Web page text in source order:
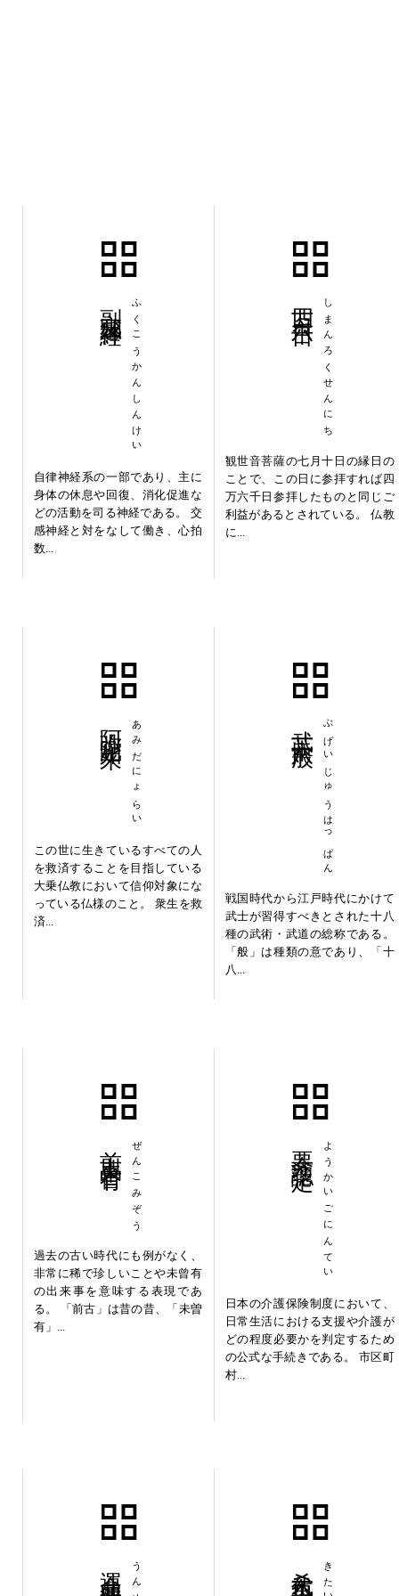
ふくこうかんしんけい
自律神経系の一部であり、主に
身体の休息や回復、消化促進な
どの活動を司る神経である。 交
感神経と対をなして働き、心拍
数...
しまんろくせんにち
四万六千日
観世音菩薩の七月十日の縁日の
ことで、この日に参拝すれば四
万六千日参拝したものと同じご
利益があるとされている。 仏教
に...
あみだにょらい
この世に生きているすべての人
を救済することを目指している
大乗仏教において信仰対象にな
っている仏様のこと。 衆生を救
済...
ぶげいじゅうはっぱん
戦国時代から江戸時代にかけて
武士が習得すべきとされた十八
種の武術・武道の総称である。
「般」は種類の意であり、「十
八...
ぜんこみぞう
過去の古い時代にも例がなく、
非常に稀で珍しいことや未曾有
の出来事を意味する表現であ
る。 「前古」は昔の昔、「未曽
有」...
ようかいごにんてい
日本の介護保険制度において、
日常生活における支援や介護が
どの程度必要かを判定するため
の公式な手続きである。 市区町
村...